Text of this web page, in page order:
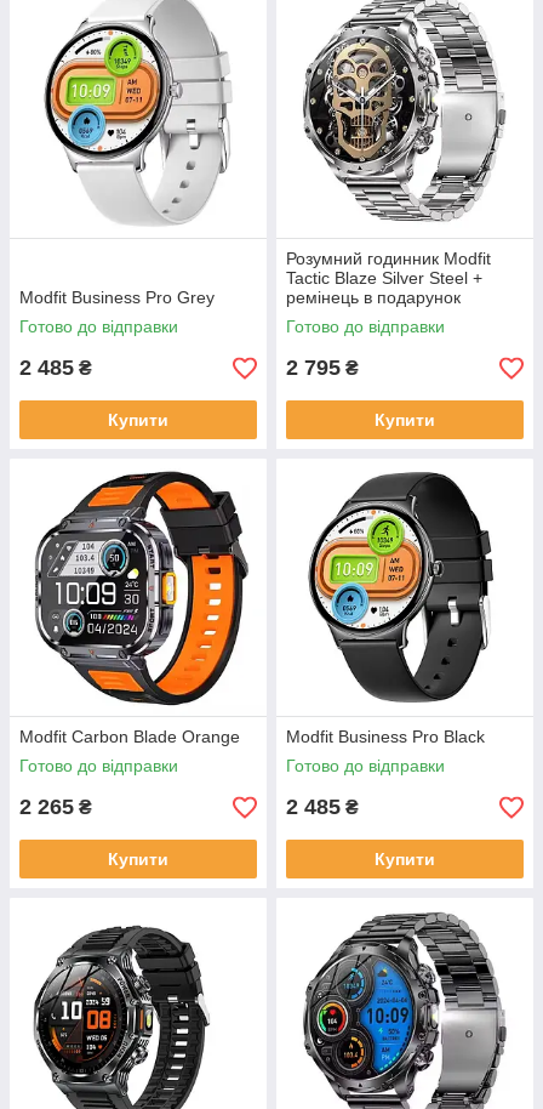
Modfit Business Pro Grey
Готово до відправки
2 485 ₴
Купити
Розумний годинник Modfit
Tactic Blaze Silver Steel +
ремінець в подарунок
Готово до відправки
2 795 ₴
Купити
Modfit Carbon Blade Orange
Готово до відправки
2 265 ₴
Купити
Modfit Business Pro Black
Готово до відправки
2 485 ₴
Купити